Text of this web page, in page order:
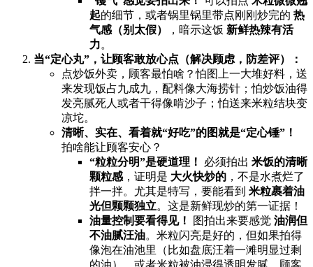
起的细节，或者锅里锅里带点刚刚炒完的 ​ 热
气感（别太假）​
，暗示这饭 ​ 新鲜热辣有活
力。
当“定心丸”，让顾客敢放心点（解决顾虑，防差评）：​
点炒饭外卖，顾客最怕啥？怕图上一大堆好料，送
来发现饭占九成九，配料像大海捞针；怕炒饭油得
发亮腻死人或者干得像啃沙子；怕送来米粒结块变
凉坨。
清晰、实在、看着就“好吃”的图就是“定心锤”！​
拍啥能让顾客安心？
​“粒粒分明”是硬道理！​
​ 必须拍出 ​ 米饭的清晰
颗粒感 ，证明是 ​ 大火快炒的 ，不是水煮烂了
拌一拌。尤其是特写，要能看到 ​ 米粒裹着油
光但颗颗独立。这是新鲜现炒的第一证据！
油量控制要看得见！​
​ 图拍出来要感觉 ​ 油润但
不油腻汪油。米粒闪亮是好的，但如果拍得
像泡在油池里（比如盘底汪着一滩明显过剩
的油），或者米粒被油浸得透明发腻，顾客